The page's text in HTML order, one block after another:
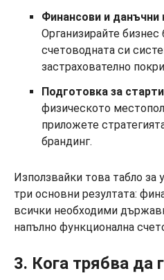
Финансови и данъчни
Организирайте бизнес
счетоводната си
застрахователно
Подготовка за
физическото
приложете
брандинг.
Използвайки това табло за
три основни резултата:
всички необходими
напълно функционална
3. Кога трябва да